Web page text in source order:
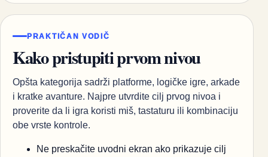
PRAKTIČAN VODIČ
Kako pristupiti prvom nivou
Opšta kategorija sadrži platforme, logičke igre, arkade
i kratke avanture. Najpre utvrdite cilj prvog nivoa i
proverite da li igra koristi miš, tastaturu ili kombinaciju
obe vrste kontrole.
Ne preskačite uvodni ekran ako prikazuje cilj